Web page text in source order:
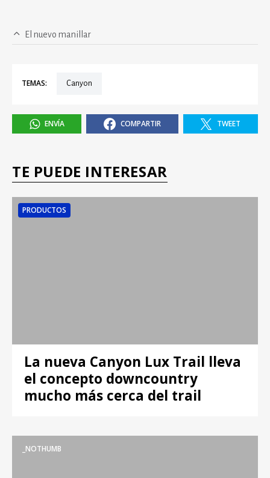
El nuevo manillar
TEMAS: Canyon
ENVÍA COMPARTIR TWEET
TE PUEDE INTERESAR
PRODUCTOS
La nueva Canyon Lux Trail lleva
el concepto downcountry
mucho más cerca del trail
_NOTHUMB